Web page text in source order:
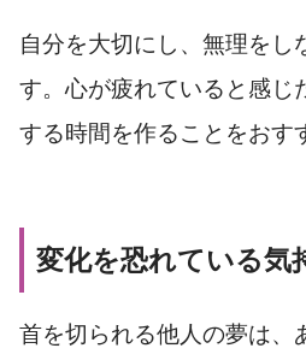
自分を大切にし、無理をし
す。心が疲れていると感じ
する時間を作ることをおす
変化を恐れている気
首を切られる他人の夢は、